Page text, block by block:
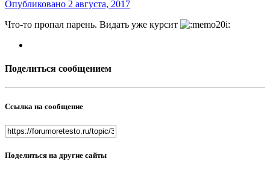
Опубликовано 2 августа, 2017
Что-то пропал парень. Видать уже курсит
Поделиться сообщением
Ссылка на сообщение
Поделиться на другие сайты